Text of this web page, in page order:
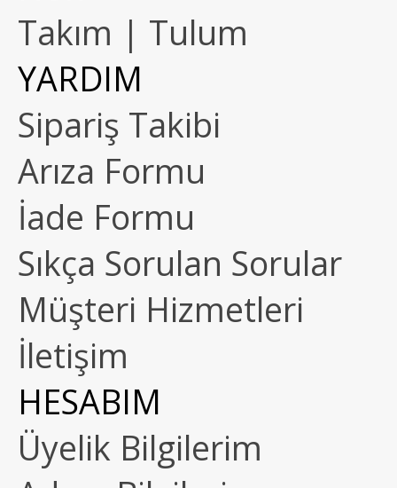
Takım | Tulum
YARDIM
Sipariş Takibi
Arıza Formu
İade Formu
Sıkça Sorulan Sorular
Müşteri Hizmetleri
İletişim
HESABIM
Üyelik Bilgilerim